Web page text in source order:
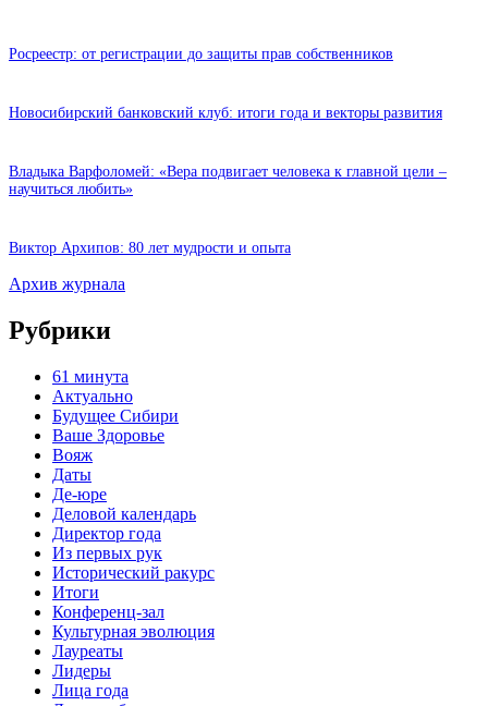
Росреестр: от регистрации до защиты прав собственников
Новосибирский банковский клуб: итоги года и векторы развития
Владыка Варфоломей: «Вера подвигает человека к главной цели –
научиться любить»
Виктор Архипов: 80 лет мудрости и опыта
Архив журнала
Рубрики
61 минута
Актуально
Будущее Сибири
Ваше Здоровье
Вояж
Даты
Де-юре
Деловой календарь
Директор года
Из первых рук
Исторический ракурс
Итоги
Конференц-зал
Культурная эволюция
Лауреаты
Лидеры
Лица года